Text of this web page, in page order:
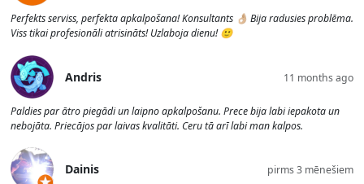
Perfekts serviss, perfekta apkalpošana! Konsultants 👌🏼 Bija radusies problēma.
Viss tikai profesionāli atrisināts! Uzlaboja dienu! 🙂
Andris 11 months ago
Paldies par ātro piegādi un laipno apkalpošanu. Prece bija labi iepakota un
nebojāta. Priecājos par laivas kvalitāti. Ceru tā arī labi man kalpos.
Dainis pirms 3 mēnešiem